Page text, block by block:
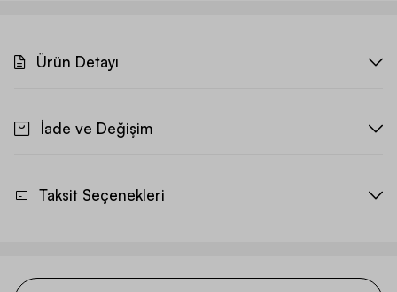
Ürün Detayı
İade ve Değişim
Taksit Seçenekleri